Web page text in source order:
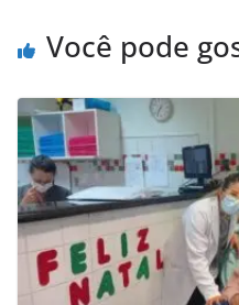
Você pode